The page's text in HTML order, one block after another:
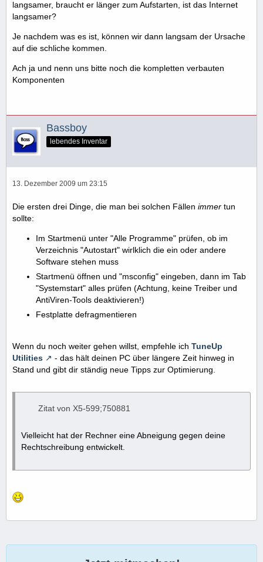
langsamer, braucht er länger zum Aufstarten, ist das Internet
langsamer?
Je nachdem was es ist, können wir dann langsam der Ursache
auf die schliche kommen.
Ach ja und nenn uns bitte noch die kompletten verbauten
Komponenten
Bassboy
lebendes Inventar
13. Dezember 2009 um 23:15
Die ersten drei Dinge, die man bei solchen Fällen immer tun
sollte:
Im Startmenü unter "Alle Programme" prüfen, ob im
Verzeichnis "Autostart" wirlklich die ein oder andere
Software stehen muss
Startmenü öffnen und "msconfig" eingeben, dann im Tab
"Systemstart" alles prüfen (Achtung, keine Treiber und
AntiViren-Tools deaktivieren!)
Festplatte defragmentieren
Wenn du noch weiter gehen willst, empfehle ich TuneUp
Utilities
- das hält deinen PC über längere Zeit hinweg in
Stand und gibt dir ständig neue Tipps zur Optimierung.
Zitat von X5-599;750881
Vielleicht hat der Rechner eine Abneigung gegen deine
Rechtschreibung entwickelt.